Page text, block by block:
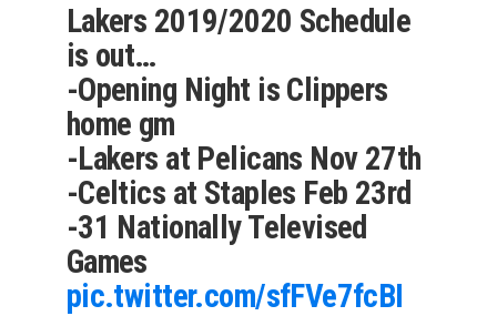
Lakers 2019/2020 Schedule
is out…
-Opening Night is Clippers
home gm
-Lakers at Pelicans Nov 27th
-Celtics at Staples Feb 23rd
-31 Nationally Televised
Games
pic.twitter.com/sfFVe7fcBI